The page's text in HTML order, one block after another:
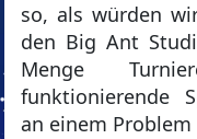
so, als würden
den Big Ant
Menge
funktionierende
an einem Problem